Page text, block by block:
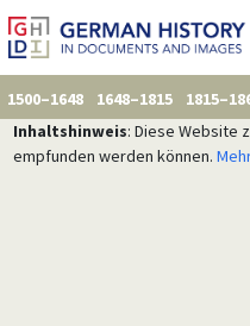
1500–1648 1648–1815
Inhaltshinweis: Diese Website
empfunden werden können.